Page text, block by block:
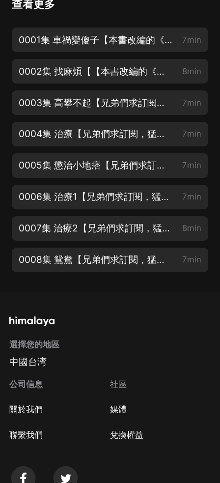
查看更多
0001集 車禍變傻子【本書改編的《鄉村嫂子花》爆款短劇已上架】 7min
0002集 找麻煩【【本書改編的《鄉村嫂子花》爆款短劇已上架】】 8min
0003集 高攀不起【兄弟們求訂閱，猛更不停】 7min
0004集 治療【兄弟們求訂閱，猛更不停】 7min
0005集 懲治小地痞【兄弟們求訂閱，猛更不停】 7min
0006集 治療1【兄弟們求訂閱，猛更不停】 7min
0007集 治療2【兄弟們求訂閱，猛更不停】 8min
0008集 鴛鴦【兄弟們求訂閱，猛更不停】 7min
選擇您的地區
中國台湾
公司信息
關於我們
聯繫我們
社區
媒體
兌換權益